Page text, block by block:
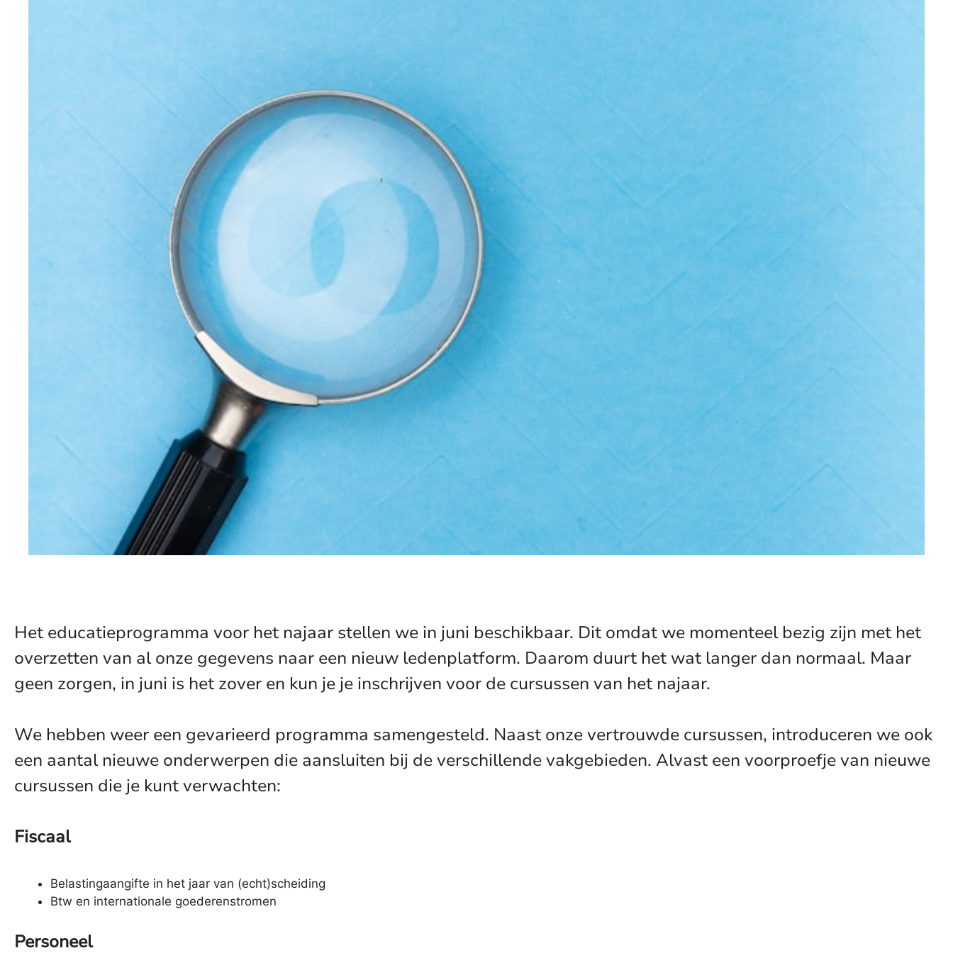
Het educatieprogramma voor het najaar stellen we in juni beschikbaar. Dit omdat we momenteel bezig zijn met het
overzetten van al onze gegevens naar een nieuw ledenplatform. Daarom duurt het wat langer dan normaal. Maar
geen zorgen, in juni is het zover en kun je je inschrijven voor de cursussen van het najaar.
We hebben weer een gevarieerd programma samengesteld. Naast onze vertrouwde cursussen, introduceren we ook
een aantal nieuwe onderwerpen die aansluiten bij de verschillende vakgebieden. Alvast een voorproefje van nieuwe
cursussen die je kunt verwachten:
Fiscaal
Belastingaangifte in het jaar van (echt)scheiding
Btw en internationale goederenstromen
Personeel